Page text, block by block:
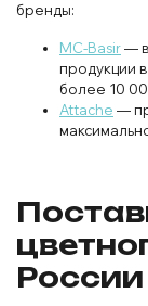
бренды:
MC-Basir—
продукции
более 10
Attache —
России